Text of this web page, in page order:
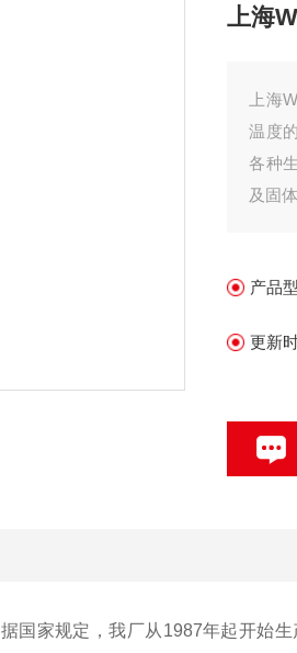
上海
上海
温度
各种
及固
产品
更新
国家规定，我厂从1987年起开始